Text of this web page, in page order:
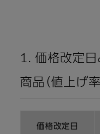
1. 価格改定日
商品（値上げ率
価格改定日